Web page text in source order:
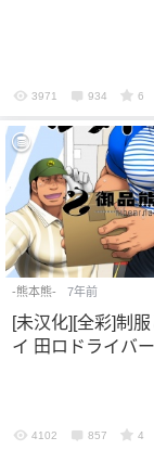
3971 934 6
-熊本熊- 7年前
[未汉化][全彩]制
イ 田ロドライバ
4102 857 4